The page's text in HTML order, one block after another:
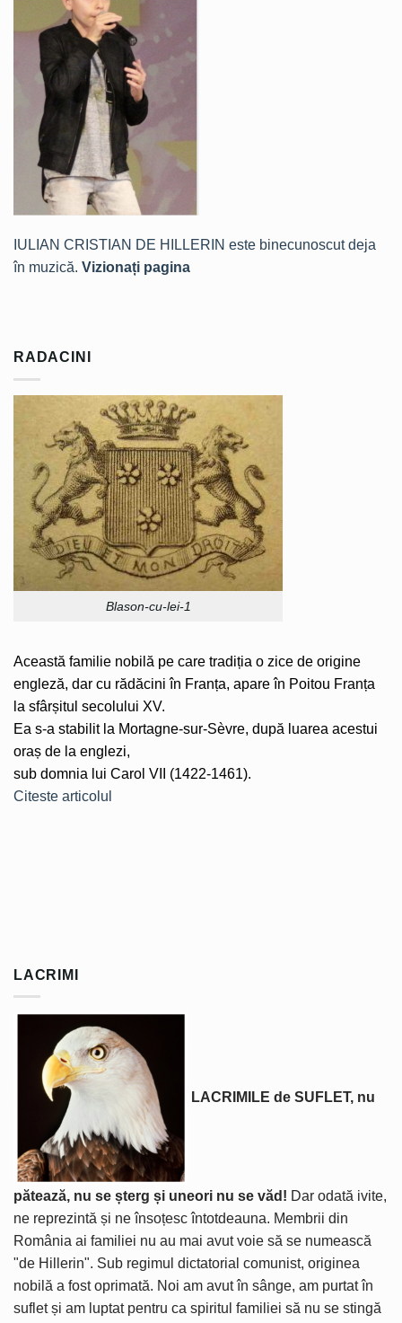
IULIAN CRISTIAN DE HILLERIN este binecunoscut deja
în muzică. Vizionați pagina
RADACINI
Blason-cu-lei-1
Această familie nobilă pe care tradiția o zice de origine
engleză, dar cu rădăcini în Franța, apare în Poitou Franța
la sfârșitul secolului XV.
Ea s-a stabilit la Mortagne-sur-Sèvre, după luarea acestui
oraș de la englezi,
sub domnia lui Carol VII (1422-1461).
Citeste articolul
LACRIMI
LACRIMILE de SUFLET, nu
pătează, nu se șterg și uneori nu se văd! Dar odată ivite,
ne reprezintă și ne însoțesc întotdeauna. Membrii din
România ai familiei nu au mai avut voie să se numească
"de Hillerin". Sub regimul dictatorial comunist, originea
nobilă a fost oprimată. Noi am avut în sânge, am purtat în
suflet și am luptat pentru ca spiritul familiei să nu se stingă